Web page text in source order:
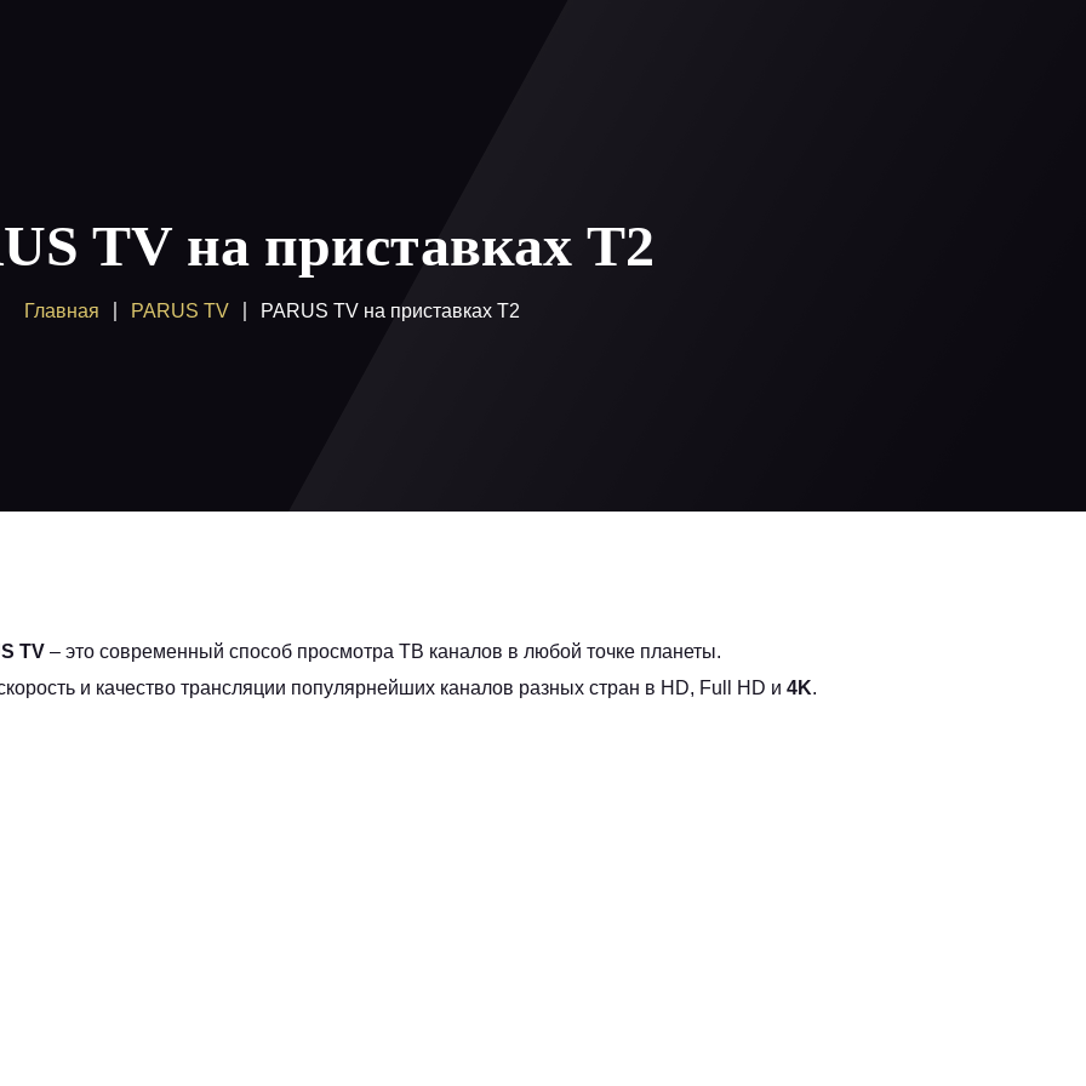
TV на приставках T2
Главная PARUS TV PARUS TV на приставках T2
TV – это современный способ просмотра ТВ каналов в любой точке планеты.
и качество трансляции популярнейших каналов разных стран в HD, Full HD и 4K.